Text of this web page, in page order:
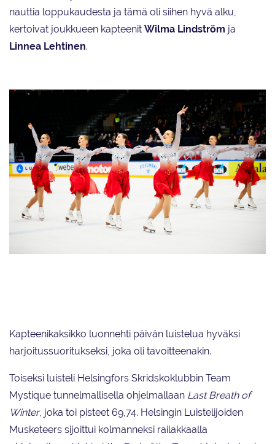
nauttia loppukaudesta ja tämä oli siihen hyvä alku,
kertoivat joukkueen kapteenit Wilma Lindström ja
Linnea Lehtinen.
Kapteenikaksikko luonnehti päivän luistelua hyväksi
harjoitussuoritukseksi, joka oli tavoitteenakin.
Toiseksi luisteli Helsingfors Skridskoklubbin Team
Mystique tunnelmallisella ohjelmallaan Last Breath of
Winter, joka toi pisteet 69,74. Helsingin Luistelijoiden
Musketeers sijoittui kolmanneksi railakkaalla